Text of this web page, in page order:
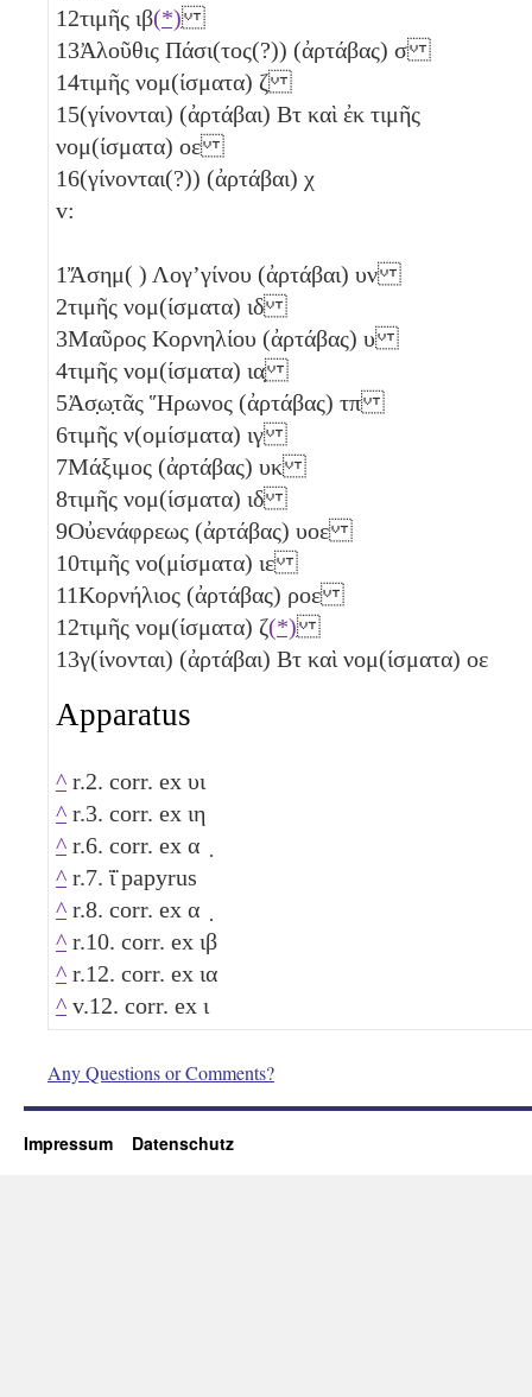
12τιμῆς ιβ(*)
13Ἀλοῦθις Πάσι(τος(?)) (ἀρτάβας) σ
14τιμῆς νομ(ίσματα) ζ
15(γίνονται) (ἀρτάβαι) Βτ καὶ ἐκ τιμῆς
νομ(ίσματα) οε
16(γίνονται(?)) (ἀρτάβαι) χ
v:
1Ἄσημ( ) Λογ’γίνου (ἀρτάβαι) υν
2τιμῆς νομ(ίσματα) ιδ
3Μαῦρος Κορνηλίου (ἀρτάβας) υ
4τιμῆς νομ(ίσματα) ια̣
5Ἀσ̣ω̣τᾶς Ἥρωνος (ἀρτάβας) τπ
6τιμῆς ν(ομίσματα) ιγ
7Μάξιμος (ἀρτάβας) υκ
8τιμῆς νομ(ίσματα) ιδ
9Οὐενάφρεως (ἀρτάβας) υοε
10τιμῆς νο(μίσματα) ιε
11Κορνήλιος (ἀρτάβας) ροε
12τιμῆς νομ(ίσματα) ζ(*)
13γ(ίνονται) (ἀρτάβαι) Βτ καὶ νομ(ίσματα) οε
Apparatus
^ r.2. corr. ex υι
^ r.3. corr. ex ιη
^ r.6. corr. ex α
^ r.7. ϊ̈ papyrus
^ r.8. corr. ex α
^ r.10. corr. ex ιβ
^ r.12. corr. ex ια
^ v.12. corr. ex ι
Any Questions or Comments?
Impressum Datenschutz